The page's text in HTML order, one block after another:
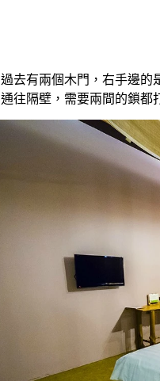
去有兩個木門，右手邊的
往隔壁，需要兩間的鎖都